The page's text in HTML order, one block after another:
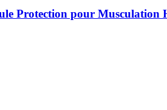
Protection pour Musculation